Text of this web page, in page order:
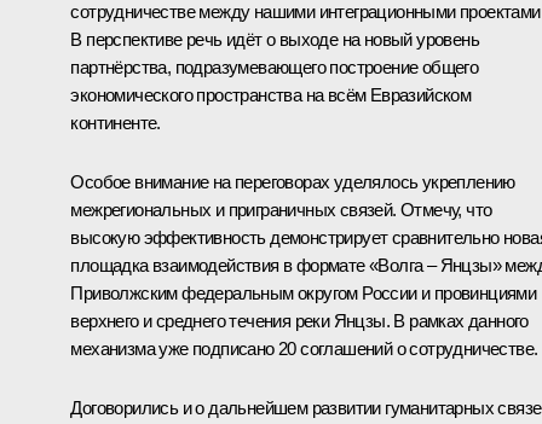
сотрудничестве между нашими интеграционными
В перспективе речь идёт о выходе на новый уровень
партнёрства, подразумевающего построение общего
экономического пространства на всём Евразийском
континенте.
Особое внимание на переговорах уделялось укреплению
межрегиональных и приграничных связей. Отмечу, что
высокую эффективность демонстрирует сравнительно
площадка взаимодействия в формате «Волга – Янцзы»
Приволжским федеральным округом России и провинциями
верхнего и среднего течения реки Янцзы. В рамках данного
механизма уже подписано 20 соглашений о сотрудничестве.
Договорились и о дальнейшем развитии гуманитарных